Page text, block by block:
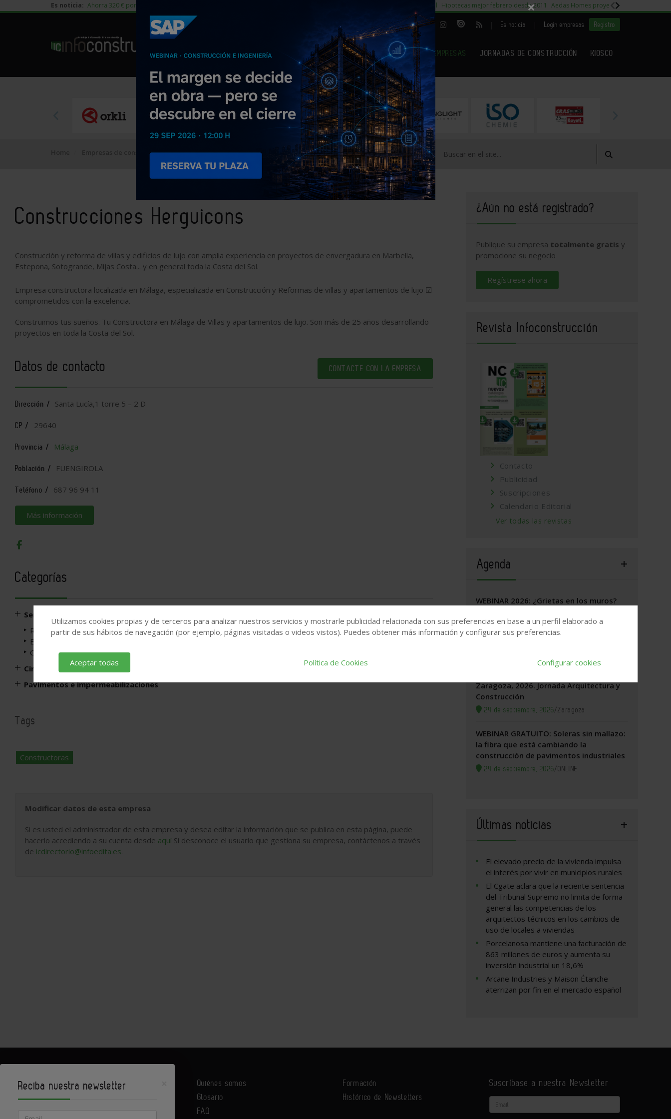
Es noticia: Ahorra 320 € por vivienda en edificación residencial 29% cambiar al alquiler temporal Hipotecas mejor febrero desde 2011 Aedas Homes proyecto Fiora
| Es noticia Login empresas Registro
NOTICIAS PRODUCTOS AGENDA ARTÍCULOS EMPRESAS JORNADAS DE CONSTRUCCIÓN KIOSCO
EMPRESAS PREMIUM
Empresas de construcción Construcciones Herguicons
Construcciones Herguicons
Construcción y reforma de villas y edificios de lujo con amplia experiencia en proyectos de envergadura en Marbella,
Estepona, Sotogrande, Mijas Costa... y en general toda la Costa del Sol.
Empresa constructora localizada en Málaga, especializada en Construcción y Reformas de villas y apartamentos de lujo ☑
comprometidos con la excelencia.
Construimos tus sueños. Tu Constructora en Málaga de Villas y apartamentos de lujo. Son más de 25 años desarrollando
proyectos en toda la Costa del Sol.
Datos de contacto CONTACTE CON LA EMPRESA
Dirección / Santa Lucía,1 torre 5 – 2 D
CP / 29640
Provincia / Málaga
Población / FUENGIROLA
Teléfono / 687 96 94 11
Más información
Categorías
Servicios profesionales
Reformas
Encofradores
Construcción de viviendas e ingeniería civil
Cimentaciones y estructuras
Pavimentos e impermeabilizaciones
Tags
Constructoras
Modificar datos de esta empresa
Si es usted el administrador de esta empresa y desea editar la información que se publica en esta página, puede
hacerlo accediendo a su cuenta desde aquí Si desconoce el usuario que gestiona su empresa, contáctenos a través
de icdirectorio@infoedita.es.
¿Aún no está registrado?
Publique su empresa totalmente gratis y
promocione su negocio
Regístrese ahora
Revista Infoconstrucción
Contacto
Publicidad
Suscripciones
Calendario Editorial
Ver todas las revistas
Agenda
WEBINAR 2026: ¿Grietas en los muros?
Valladolid, 2026. Jornada Arquitectura y
22 de septiembre, 2026/Valladolid
Zaragoza, 2026. Jornada Arquitectura y
Construcción
24 de septiembre, 2026/Zaragoza
WEBINAR GRATUITO: Soleras sin mallazo:
la fibra que está cambiando la
construcción de pavimentos industriales
24 de septiembre, 2026/ONLINE
Últimas noticias
El elevado precio de la vivienda impulsa
el interés por vivir en municipios rurales
El Cgate aclara que la reciente sentencia
del Tribunal Supremo no limita de forma
general las competencias de los
arquitectos técnicos en los cambios de
uso de locales a viviendas
Porcelanosa mantiene una facturación de
863 millones de euros y aumenta su
inversión industrial un 18,6%
Arcane Industries y Maison Étanche
aterrizan por fin en el mercado español
Quiénes somos
Glosario
FAQ
Formación
Histórico de Newsletters
Suscríbase a nuestra Newsletter
Email
Utilizamos cookies propias y de terceros para analizar nuestros servicios y mostrarle publicidad relacionada con sus preferencias en base a un perfil elaborado a
partir de sus hábitos de navegación (por ejemplo, páginas visitadas o videos vistos). Puedes obtener más información y configurar sus preferencias.
Aceptar todas Política de Cookies Configurar cookies
×
Reciba nuestra newsletter
Email